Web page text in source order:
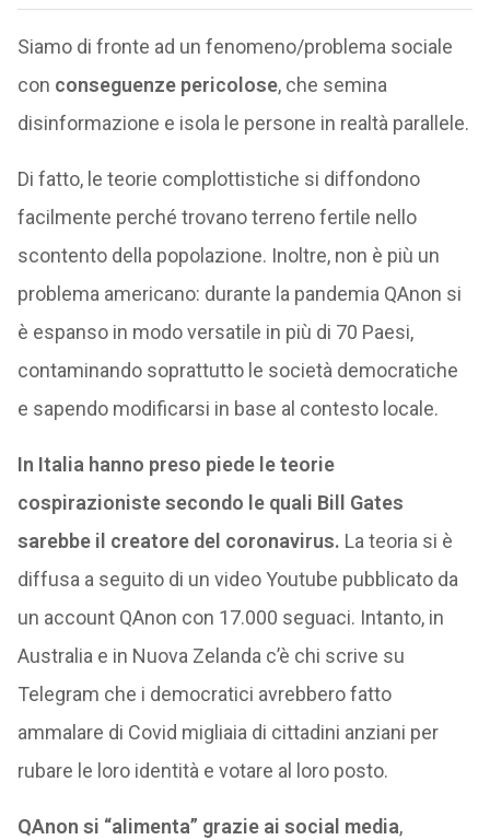
Siamo di fronte ad un fenomeno/problema sociale
con conseguenze pericolose, che semina
disinformazione e isola le persone in realtà parallele.
Di fatto, le teorie complottistiche si diffondono
facilmente perché trovano terreno fertile nello
scontento della popolazione. Inoltre, non è più un
problema americano: durante la pandemia QAnon si
è espanso in modo versatile in più di 70 Paesi,
contaminando soprattutto le società democratiche
e sapendo modificarsi in base al contesto locale.
In Italia hanno preso piede le teorie
cospirazioniste secondo le quali Bill Gates
sarebbe il creatore del coronavirus. La teoria si è
diffusa a seguito di un video Youtube pubblicato da
un account QAnon con 17.000 seguaci. Intanto, in
Australia e in Nuova Zelanda c’è chi scrive su
Telegram che i democratici avrebbero fatto
ammalare di Covid migliaia di cittadini anziani per
rubare le loro identità e votare al loro posto.
QAnon si “alimenta” grazie ai social media,